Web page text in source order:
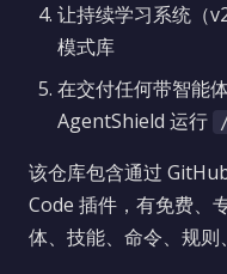
让持续学习系统（
模式库
在交付任何带智能
AgentShield 运行
该仓库包含通过
Code 插件，有免费、
体、技能、命令、规则